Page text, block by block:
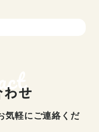
せ
気軽にご連絡くだ